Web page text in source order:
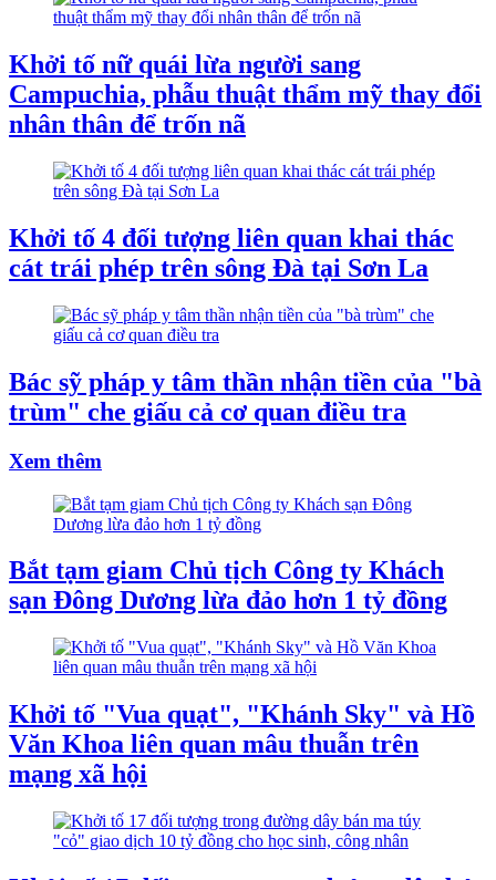
Khởi tố nữ quái lừa người sang
Campuchia, phẫu thuật thẩm mỹ thay đổi
nhân thân để trốn nã
Khởi tố 4 đối tượng liên quan khai thác
cát trái phép trên sông Đà tại Sơn La
Bác sỹ pháp y tâm thần nhận tiền của "bà
trùm" che giấu cả cơ quan điều tra
Xem thêm
Bắt tạm giam Chủ tịch Công ty Khách
sạn Đông Dương lừa đảo hơn 1 tỷ đồng
Khởi tố "Vua quạt", "Khánh Sky" và Hồ
Văn Khoa liên quan mâu thuẫn trên
mạng xã hội